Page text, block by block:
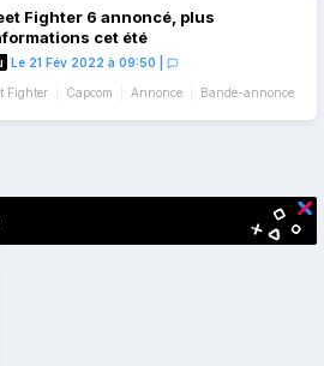
Fighter 6 annoncé, plus
cet été
Le 21 Fév 2022 à 09:50
Fighter Capcom Annonce Bande-annonce